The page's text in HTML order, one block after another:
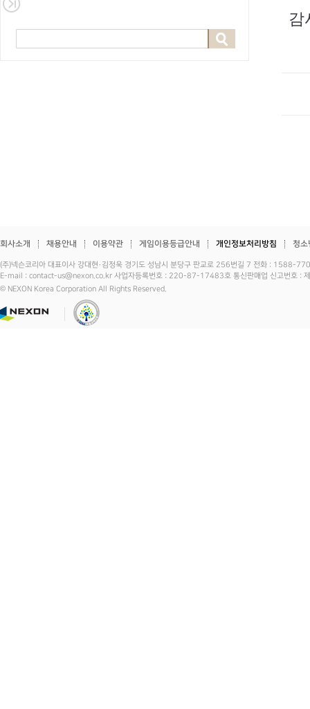
감
회사소개 채용안내 이용약관 게임이용등급안내 개인정보처리방침 청소
(주)넥슨코리아 대표이사 강대현·김정욱 경기도 성남시 분당구 판교로 256번길 7 전화 :
E-mail : contact-us@nexon.co.kr 사업자등록번호 : 220-87-17483호 통신판매업 신고번호 :
© NEXON Korea Corporation All Rights Reserved.